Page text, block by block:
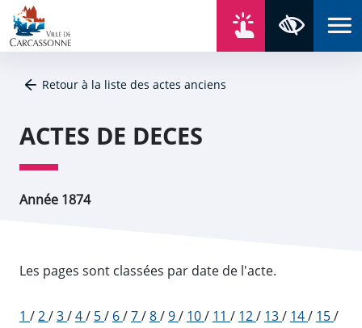
Aller au contenu
Aller au menu
Aller au plan du site
Aller à la recherche
Retour à la liste des actes anciens
ACTES DE DECES
Année 1874
Les pages sont classées par date de l'acte.
1 /2/3/4/ 5/ 6/7/8/9/ 10/ 11 / 12/ 13/ 14/ 15/
Panneau de gestion des cookies